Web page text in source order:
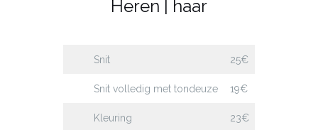
Heren | haar
Snit 25€
Snit volledig met tondeuze 19€
Kleuring 23€